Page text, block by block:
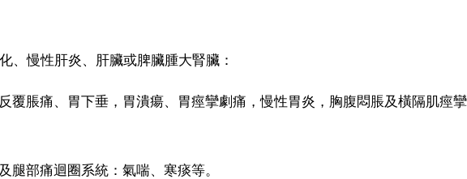
、慢性肝炎、肝臟或脾臟腫大腎臟：
覆脹痛、胃下垂，胃潰瘍、胃痙攣劇痛，慢性胃炎，胸腹悶脹及橫隔肌痙
腿部痛迴圈系統：氣喘、寒痰等。